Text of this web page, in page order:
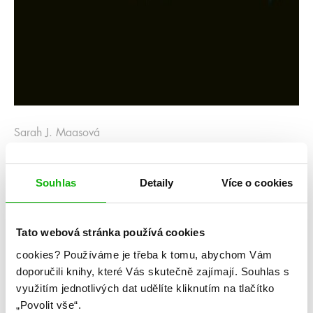
Souhlas Detaily Více o cookies
Tato webová stránka používá cookies
cookies? Používáme je třeba k tomu, abychom Vám
doporučili knihy, které Vás skutečně zajímají. Souhlas s
využitím jednotlivých dat udělíte kliknutím na tlačítko
„Povolit vše“.
Kategorie: young adult
Říše bouří
Sarah J. Maasová
#barevnáořízka #království #prostarší
#sarahjmaas
#skleněnýtrůn
#víly